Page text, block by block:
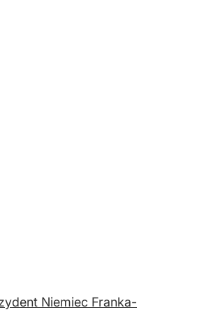
Niemiec Franka-